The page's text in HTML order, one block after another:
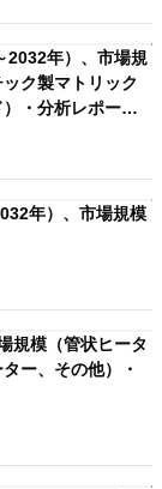
2032年）、市場規
ク製マトリック
・分析レポート
年）、市場規模
規模（管状ヒータ
ー、その他）・